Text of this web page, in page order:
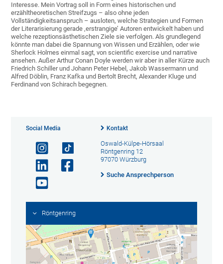
Interesse. Mein Vortrag soll in Form eines historischen und
erzähltheoretischen Streifzugs – also ohne jeden
Vollständigkeitsanspruch – ausloten, welche Strategien und Formen
der Literarisierung gerade ‚erstrangige’ Autoren entwickelt haben und
welche rezeptionsästhetischen Ziele sie verfolgen. Als grundlegend
könnte man dabei die Spannung von Wissen und Erzählen, oder wie
Sherlock Holmes einmal sagt, von scientific exercise und narrative
ansehen. Außer Arthur Conan Doyle werden wir aber in aller Kürze auch
Friedrich Schiller und Johann Peter Hebel, Jakob Wassermann und
Alfred Döblin, Franz Kafka und Bertolt Brecht, Alexander Kluge und
Ferdinand von Schirach begegnen.
Social Media Kontakt
Oswald-Külpe-Hörsaal
Röntgenring 12
97070 Würzburg
Suche Ansprechperson
Röntgenring